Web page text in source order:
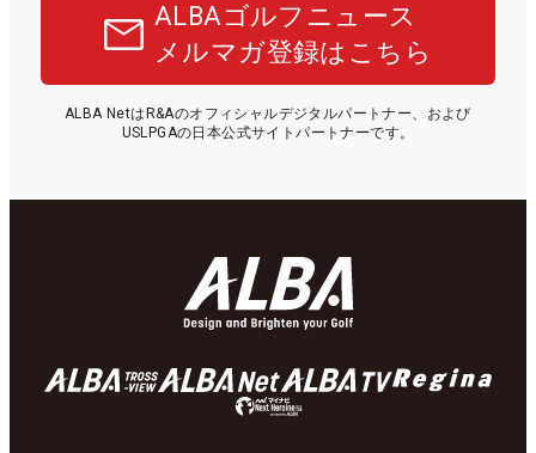
ALBAゴルフニュース
メルマガ登録はこちら
ALBA NetはR&Aのオフィシャルデジタルパートナー、および
USLPGAの日本公式サイトパートナーです。